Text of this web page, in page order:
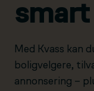
Med Kvass kan
boligvelgere,
annonsering –